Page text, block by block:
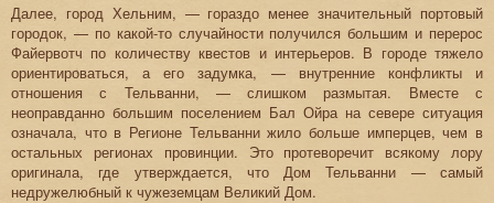
Далее, город Хельним, — гораздо менее значительный портовый
городок, — по какой-то случайности получился большим и перерос
Файервотч по количеству квестов и интерьеров. В городе тяжело
ориентироваться, а его задумка, — внутренние конфликты и
отношения с Тельванни, — слишком размытая. Вместе с
неоправданно большим поселением Бал Ойра на севере ситуация
означала, что в Регионе Тельванни жило больше имперцев, чем в
остальных регионах провинции. Это протеворечит всякому лору
оригинала, где утверждается, что Дом Тельванни — самый
недружелюбный к чужеземцам Великий Дом.